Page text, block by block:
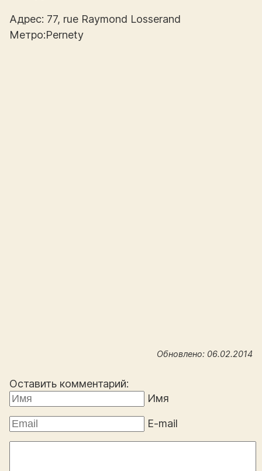
Адрес: 77, rue Raymond Losserand
Метро:Pernety
Обновлено: 06.02.2014
Оставить комментарий:
Имя
E-mail